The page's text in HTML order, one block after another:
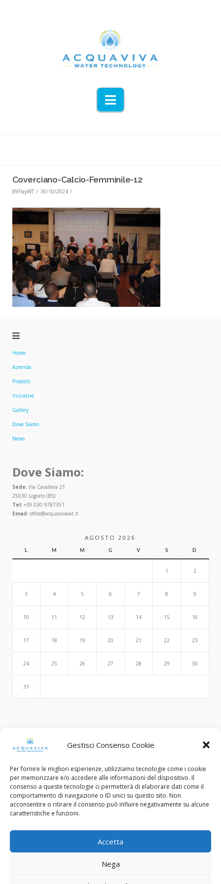
Gestisci Consenso Cookie
Per fornire le migliori esperienze, utilizziamo tecnologie come i cookie
per memorizzare e/o accedere alle informazioni del dispositivo. Il
consenso a queste tecnologie ci permetterà di elaborare dati come il
comportamento di navigazione o ID unici su questo sito. Non
acconsentire o ritirare il consenso può influire negativamente su alcune
caratteristiche e funzioni.
Accetta
Nega
Navigation
Coverciano-Calcio-Femminile-12
89FlayWT 30/10/2024
Home
Azienda
Prodotti
Iniziative
Gallery
Dove Siamo
News
Dove Siamo:
Sede:Via Cavallera 21
25030 Lograto (BS)
Tel:+39 030 9787351
Email:office@acquavivawt.it
AGOSTO 2026
L M M G V S D
1 2
3 4 5 6 7 8 9
10 11 12 13 14 15 16
17 18 19 20 21 22 23
24 25 26 27 28 29 30
31
FP Design - Flavio Pellegrini